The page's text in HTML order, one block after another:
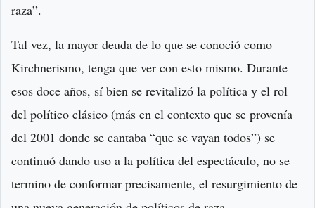
raza”.
Tal vez, la mayor deuda de lo que se conoció como
Kirchnerismo, tenga que ver con esto mismo. Durante
esos doce años, sí bien se revitalizó la política y el rol
del político clásico (más en el contexto que se provenía
del 2001 donde se cantaba “que se vayan todos”) se
continuó dando uso a la política del espectáculo, no se
termino de conformar precisamente, el resurgimiento de